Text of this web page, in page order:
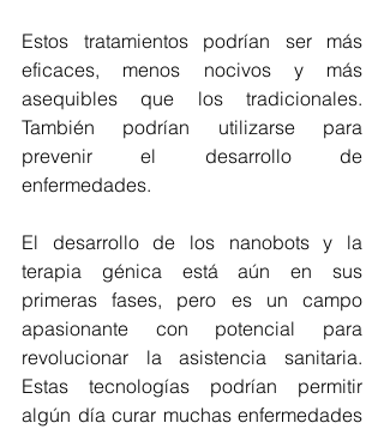
Estos tratamientos podrían ser más
eficaces, menos nocivos y más
asequibles que los tradicionales.
También podrían utilizarse para
prevenir el desarrollo de
enfermedades.
El desarrollo de los nanobots y la
terapia génica está aún en sus
primeras fases, pero es un campo
apasionante con potencial para
revolucionar la asistencia sanitaria.
Estas tecnologías podrían permitir
algún día curar muchas enfermedades